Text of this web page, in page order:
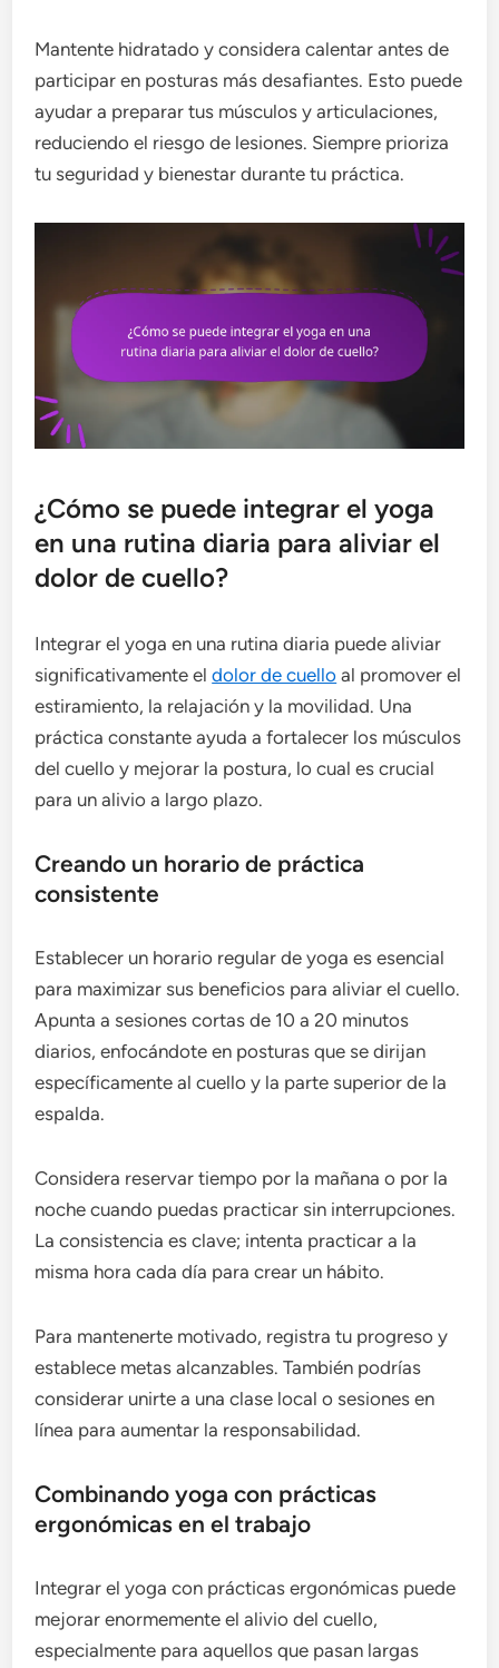
Mantente hidratado y considera calentar antes de
participar en posturas más desafiantes. Esto puede
ayudar a preparar tus músculos y articulaciones,
reduciendo el riesgo de lesiones. Siempre prioriza
tu seguridad y bienestar durante tu práctica.
¿Cómo se puede integrar el yoga
en una rutina diaria para aliviar el
dolor de cuello?
Integrar el yoga en una rutina diaria puede aliviar
significativamente eldolor de cuello al promover el
estiramiento, la relajación y la movilidad. Una
práctica constante ayuda a fortalecer los músculos
del cuello y mejorar la postura, lo cual es crucial
para un alivio a largo plazo.
Creando un horario de práctica
consistente
Establecer un horario regular de yoga es esencial
para maximizar sus beneficios para aliviar el cuello.
Apunta a sesiones cortas de 10 a 20 minutos
diarios, enfocándote en posturas que se dirijan
específicamente al cuello y la parte superior de la
espalda.
Considera reservar tiempo por la mañana o por la
noche cuando puedas practicar sin interrupciones.
La consistencia es clave; intenta practicar a la
misma hora cada día para crear un hábito.
Para mantenerte motivado, registra tu progreso y
establece metas alcanzables. También podrías
considerar unirte a una clase local o sesiones en
línea para aumentar la responsabilidad.
Combinando yoga con prácticas
ergonómicas en el trabajo
Integrar el yoga con prácticas ergonómicas puede
mejorar enormemente el alivio del cuello,
especialmente para aquellos que pasan largas